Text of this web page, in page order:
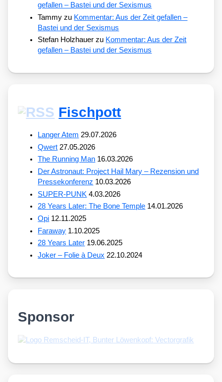
gefallen – Bastei und der Sexismus
Tammy zu Kommentar: Aus der Zeit gefallen –
Bastei und der Sexismus
Stefan Holzhauer zu Kommentar: Aus der Zeit
gefallen – Bastei und der Sexismus
Fischpott
Langer Atem 29.07.2026
Qwert 27.05.2026
The Running Man 16.03.2026
Der Astronaut: Project Hail Mary – Rezension und
Pressekonferenz 10.03.2026
SUPER-PUNK 4.03.2026
28 Years Later: The Bone Temple 14.01.2026
Opi 12.11.2025
Faraway 1.10.2025
28 Years Later 19.06.2025
Joker – Folie à Deux 22.10.2024
Sponsor